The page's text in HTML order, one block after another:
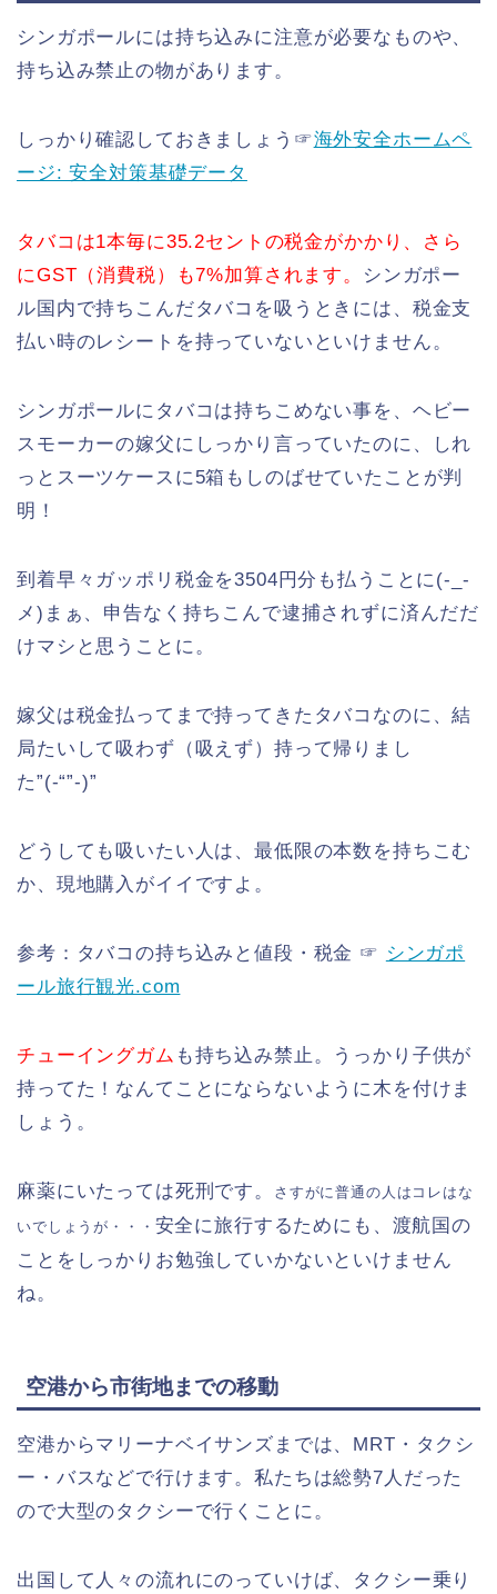
シンガポールには持ち込みに注意が必要なものや、
持ち込み禁止の物があります。
しっかり確認しておきましょう☞海外安全ホームペ
ージ: 安全対策基礎データ
タバコは1本毎に35.2セントの税金がかかり、さら
にGST（消費税）も7%加算されます。
シンガポー
ル国内で持ちこんだタバコを吸うときには、税金支
払い時のレシートを持っていないといけません。
シンガポールにタバコは持ちこめない事を、ヘビー
スモーカーの嫁父にしっかり言っていたのに、しれ
っとスーツケースに5箱もしのばせていたことが判
明！
到着早々ガッポリ税金を3504円分も払うことに(-_-
メ)まぁ、申告なく持ちこんで逮捕されずに済んだだ
けマシと思うことに。
嫁父は税金払ってまで持ってきたタバコなのに、結
局たいして吸わず（吸えず）持って帰りまし
た”(-“”-)”
どうしても吸いたい人は、最低限の本数を持ちこむ
か、現地購入がイイですよ。
参考：タバコの持ち込みと値段・税金 ☞ シンガポ
ール旅行観光.com
チューイングガム も持ち込み禁止。うっかり子供が
持ってた！なんてことにならないように木を付けま
しょう。
麻薬にいたっては死刑です。 さすがに普通の人はコレはな
いでしょうが・・・ 安全に旅行するためにも、渡航国の
ことをしっかりお勉強していかないといけません
ね。
空港から市街地までの移動
空港からマリーナベイサンズまでは、MRT・タクシ
ー・バスなどで行けます。私たちは総勢7人だった
ので大型のタクシーで行くことに。
出国して人々の流れにのっていけば、タクシー乗り